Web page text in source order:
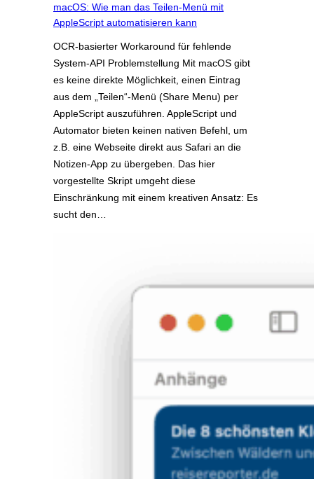
macOS: Wie man das Teilen-Menü mit
AppleScript automatisieren kann
OCR-basierter Workaround für fehlende
System-API Problemstellung Mit macOS gibt
es keine direkte Möglichkeit, einen Eintrag
aus dem „Teilen“-Menü (Share Menu) per
AppleScript auszuführen. AppleScript und
Automator bieten keinen nativen Befehl, um
z.B. eine Webseite direkt aus Safari an die
Notizen-App zu übergeben. Das hier
vorgestellte Skript umgeht diese
Einschränkung mit einem kreativen Ansatz: Es
sucht den…